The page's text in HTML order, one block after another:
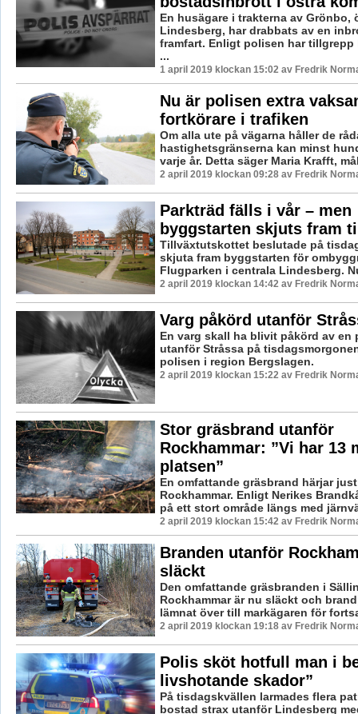
En husägare i trakterna av Grönbo,
Lindesberg, har drabbats av en
framfart. Enligt polisen har tillgrepp
...
1 april 2019 klockan 15:02 av Fredrik
Nu är polisen extra
fortkörare i trafiken
Om alla ute på vägarna håller de
hastighetsgränserna kan minst
varje år. Detta säger Maria Krafft,
2 april 2019 klockan 09:28 av Fredrik
Parkträd fälls i vår – men
byggstarten skjuts fram
Tillväxtutskottet beslutade på
skjuta fram byggstarten för
Flugparken i centrala Lindesberg.
2 april 2019 klockan 14:42 av Fredrik
Varg påkörd utanför
En varg skall ha blivit påkörd av en
utanför Stråssa på
polisen i region Bergslagen.
2 april 2019 klockan 15:22 av Fredrik
Stor gräsbrand utanför
Rockhammar: ”Vi har 13
platsen”
En omfattande gräsbrand härjar
Rockhammar. Enligt Nerikes
på ett stort område längs med
2 april 2019 klockan 15:42 av Fredrik
Branden utanför
släckt
Den omfattande gräsbranden i
Rockhammar är nu släckt och
lämnat över till markägaren för
2 april 2019 klockan 19:18 av Fredrik
Polis sköt hotfull man i
livshotande skador”
På tisdagskvällen larmades flera
bostad strax utanför Lindesberg